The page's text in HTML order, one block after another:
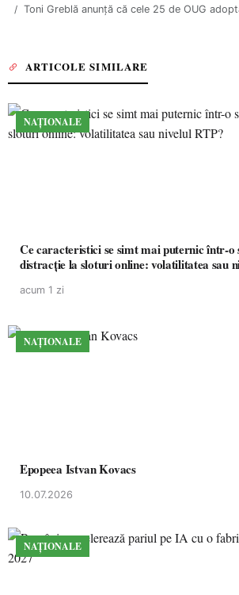
Toni Greblă anunţă că cele 25 de OUG
ARTICOLE SIMILARE
NAȚIONALE
Ce caracteristici se simt mai puternic într-o
distracție la sloturi online: volatilitatea sau
acum 1 zi
NAȚIONALE
Epopeea Istvan Kovacs
10.07.2026
NAȚIONALE